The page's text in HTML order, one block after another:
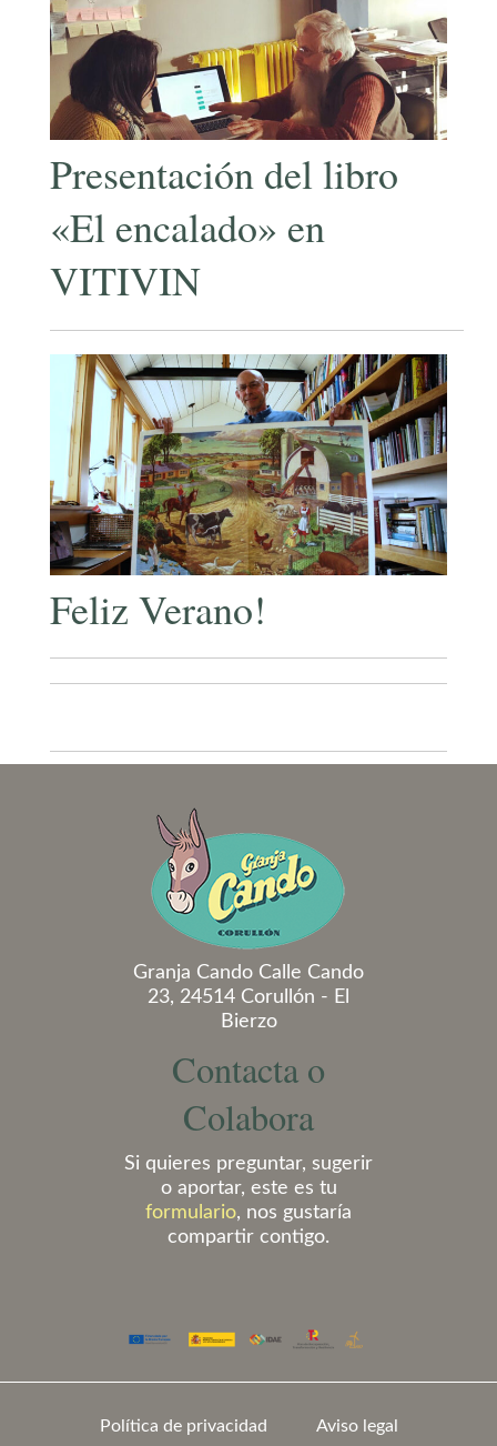
Presentación del libro
«El encalado» en
VITIVIN
Feliz Verano!
Granja Cando Calle Cando
23, 24514 Corullón - El
Bierzo
Contacta o
Colabora
Si quieres preguntar, sugerir
o aportar, este es tu
formulario, nos gustaría
compartir contigo.
Política de privacidad Aviso legal